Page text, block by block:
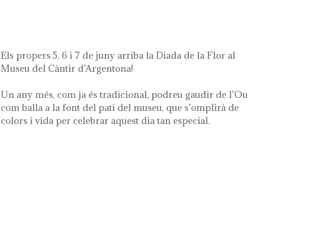
Els propers 5, 6 i 7 de juny arriba la Diada de la Flor al
Museu del Càntir d’Argentona!
Un any més, com ja és tradicional, podreu gaudir de l’Ou
com balla a la font del pati del museu, que s’omplirà de
colors i vida per celebrar aquest dia tan especial.